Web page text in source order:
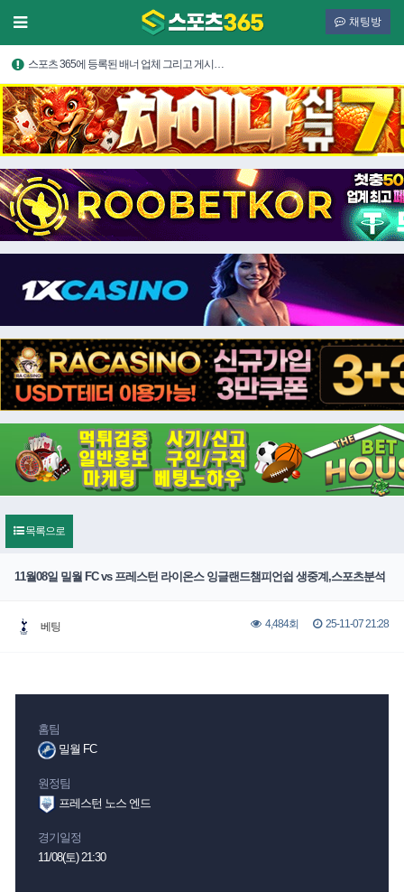
채팅방
스포츠 365에 등록된 배너 업체 그리고 게시…
목록으로
11월08일 밀월 FC vs 프레스턴 라이온스 잉글랜드챔피언쉽 생중계,스포츠분석
베팅 4,484회 25-11-07 21:28
홈팀
밀월 FC
원정팀
프레스턴 노스 엔드
경기일정
11/08(토) 21:30